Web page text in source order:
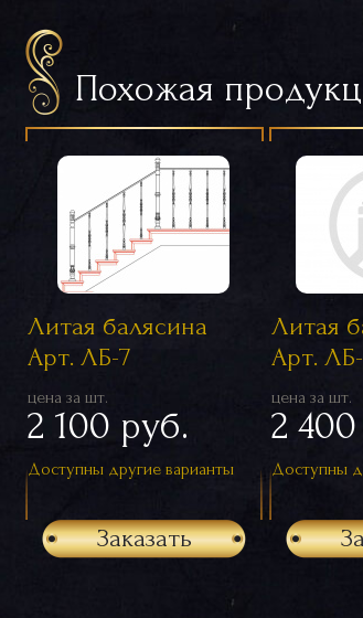
Похожая
Литая балясина
Арт. ЛБ-7
цена за шт.
2 100 руб.
Доступны другие варианты
Заказать
Литая
Арт.
цена за шт.
2
Доступны